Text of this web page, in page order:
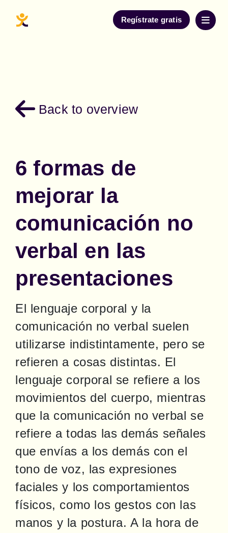
Regístrate gratis
Back to overview
6 formas de
mejorar la
comunicación no
verbal en las
presentaciones
El lenguaje corporal y la
comunicación no verbal suelen
utilizarse indistintamente, pero se
refieren a cosas distintas. El
lenguaje corporal se refiere a los
movimientos del cuerpo, mientras
que la comunicación no verbal se
refiere a todas las demás señales
que envías a los demás con el
tono de voz, las expresiones
faciales y los comportamientos
físicos, como los gestos con las
manos y la postura. A la hora de